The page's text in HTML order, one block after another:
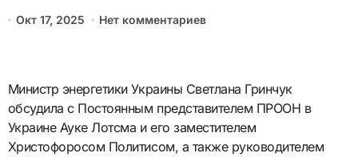
Окт 17, 2025 Нет комментариев
Министр энергетики Украины Светлана Гринчук
обсудила с Постоянным представителем ПРООН в
Украине Ауке Лотсма и его заместителем
Христофоросом Политисом, а также руководителем